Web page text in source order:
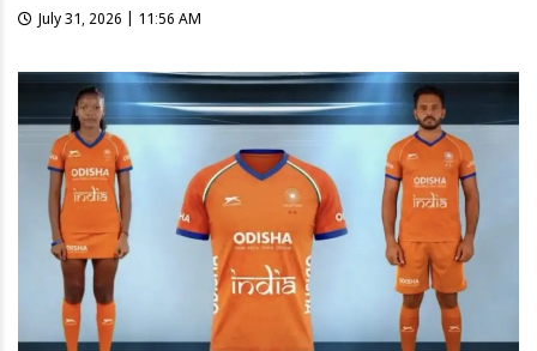
July 31, 2026 | 11:56 AM